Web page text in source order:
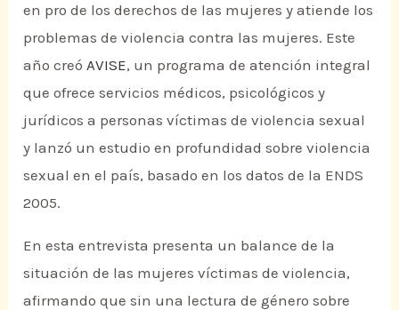
en pro de los derechos de las mujeres y atiende los
problemas de violencia contra las mujeres. Este
año creóAVISE, un programa de atención integral
que ofrece servicios médicos, psicológicos y
jurídicos a personas víctimas de violencia sexual
y lanzó un estudio en profundidad sobre violencia
sexual en el país, basado en los datos de la ENDS
2005.
En esta entrevista presenta un balance de la
situación de las mujeres víctimas de violencia,
afirmando que sin una lectura de género sobre